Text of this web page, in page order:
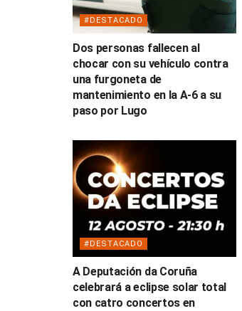
#DESTACADO
Dos personas fallecen al
chocar con su vehículo contra
una furgoneta de
mantenimiento en la A-6 a su
paso por Lugo
#DESTACADO
A Deputación da Coruña
celebrará a eclipse solar total
con catro concertos en